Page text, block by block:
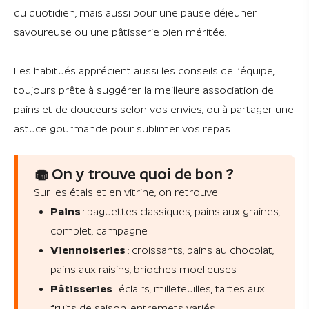
du quotidien, mais aussi pour une pause déjeuner
savoureuse ou une pâtisserie bien méritée.
Les habitués apprécient aussi les conseils de l’équipe,
toujours prête à suggérer la meilleure association de
pains et de douceurs selon vos envies, ou à partager une
astuce gourmande pour sublimer vos repas.
🧁 On y trouve quoi de bon ?
Sur les étals et en vitrine, on retrouve :
Pains : baguettes classiques, pains aux graines,
complet, campagne…
Viennoiseries : croissants, pains au chocolat,
pains aux raisins, brioches moelleuses
Pâtisseries : éclairs, millefeuilles, tartes aux